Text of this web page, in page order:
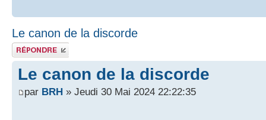
Le canon de la discorde
Publier une
réponse
Le canon de la discorde
par BRH » Jeudi 30 Mai 2024 22:22:35